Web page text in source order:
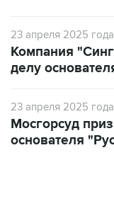
делу
23 апреля 2025 года
основателя